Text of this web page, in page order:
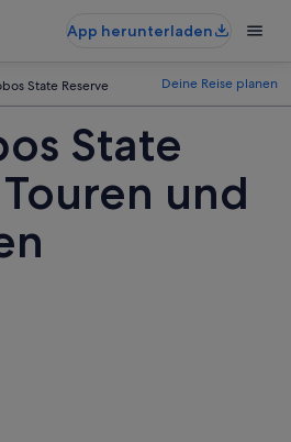
App herunterladen
State Reserve Deine Reise planen
State
und